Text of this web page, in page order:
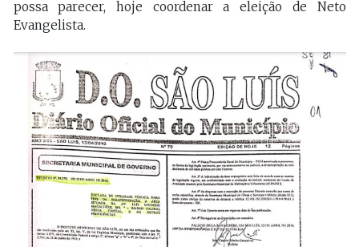
possa parecer, hoje coordenar a eleição de Neto
Evangelista.